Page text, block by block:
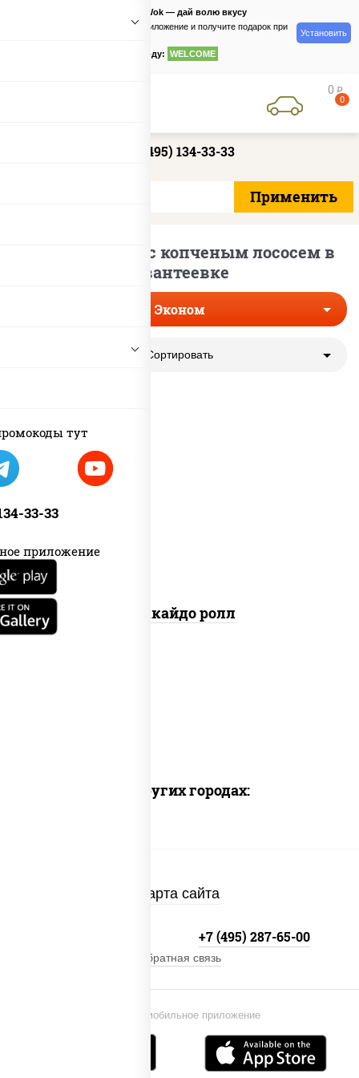
тут
33-33
приложение
PizzaSushiWok — дай волю вкусу
Скачайте приложение и получите подарок при
по промокоду: WELCOME
Установить
0 руб
0
+7 (495) 134-33-33
Эконом роллы с копченым лососем в
Ивантеевке
Эконом
Сортировать
рис, нори, сыр сливочный, краб
Хоккайдо ролл
Доставка в других городах:
Карта сайта
Установи мобильное приложение
+7 (495) 287-65-00
Обратная связь